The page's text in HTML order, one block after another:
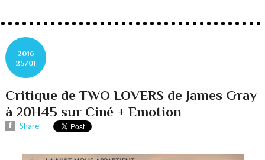
2016
25/01
Critique de TWO LOVERS de James Gray
à 20H45 sur Ciné + Emotion
Share